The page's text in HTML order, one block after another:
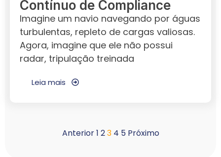
Contínuo de Compliance
Imagine um navio navegando por águas
turbulentas, repleto de cargas valiosas.
Agora, imagine que ele não possui
radar, tripulação treinada
Leia mais
Anterior1 23 4 5 Próximo